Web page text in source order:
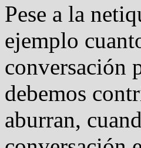
Pese a la
ejemplo
conversación
debemos
aburran,